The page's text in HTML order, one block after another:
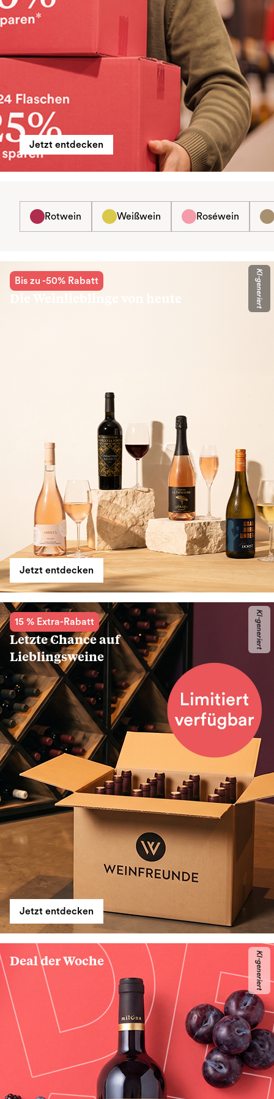
Jetzt entdecken
Rotwein Weißwein Roséwein
Bis zu -50% Rabatt
Die Weinlieblinge von heute
Jetzt entdecken
KI-generiert
15 % Extra-Rabatt
Letzte Chance auf
Lieblingsweine
Jetzt entdecken
KI-generiert
Deal der Woche KI-generiert